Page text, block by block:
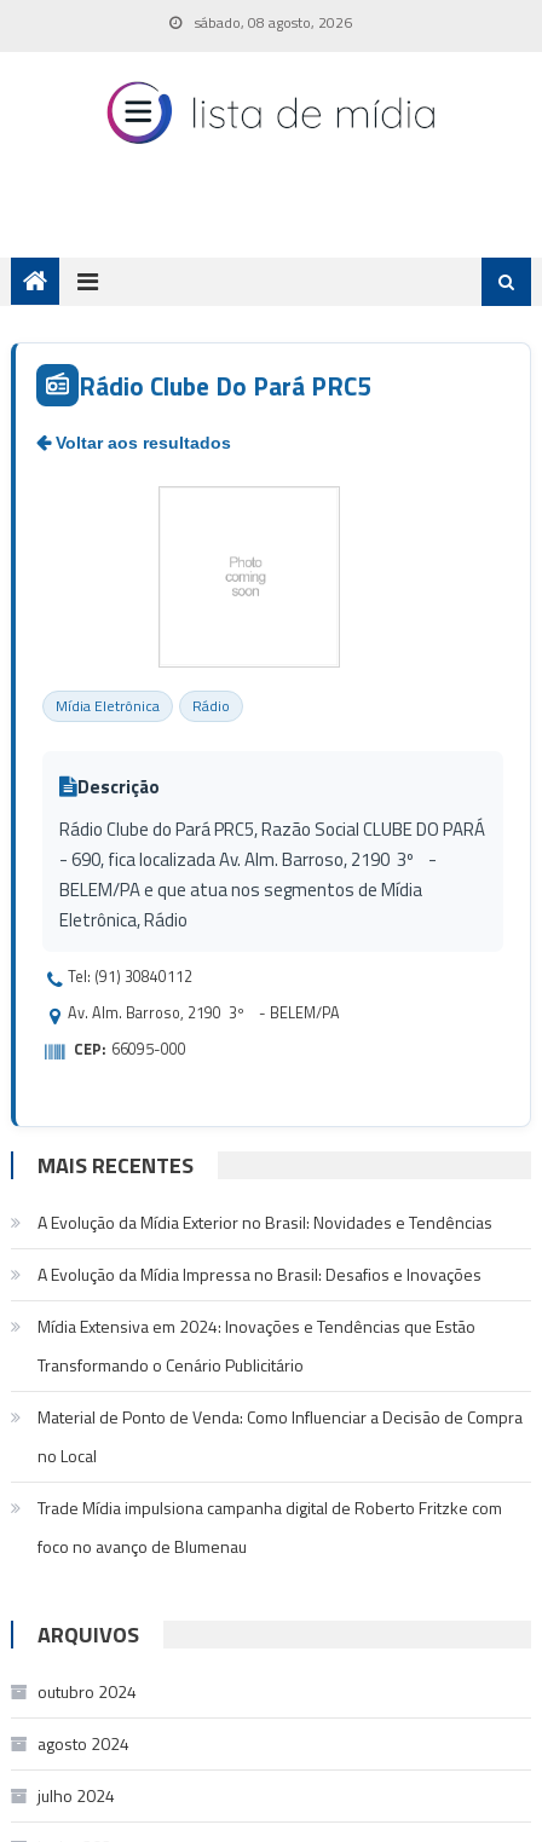
sábado, 08 agosto, 2026
Rádio Clube Do Pará PRC5
Mídia Eletrônica Rádio
Descrição
Rádio Clube do Pará PRC5, Razão Social CLUBE DO PARÁ
- 690, fica localizada Av. Alm. Barroso, 2190 3º -
BELEM/PA e que atua nos segmentos de Mídia
Eletrônica, Rádio
Tel: (91) 30840112
Av. Alm. Barroso, 2190 3º - BELEM/PA
CEP: 66095-000
MAIS RECENTES
A Evolução da Mídia Exterior no Brasil: Novidades e Tendências
A Evolução da Mídia Impressa no Brasil: Desafios e Inovações
Mídia Extensiva em 2024: Inovações e Tendências que Estão
Transformando o Cenário Publicitário
Material de Ponto de Venda: Como Influenciar a Decisão de Compra
no Local
Trade Mídia impulsiona campanha digital de Roberto Fritzke com
foco no avanço de Blumenau
ARQUIVOS
outubro 2024
agosto 2024
julho 2024